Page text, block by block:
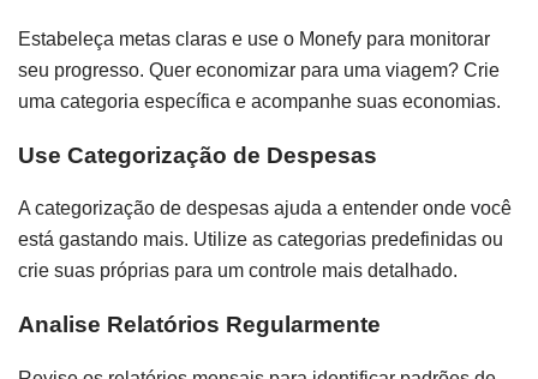
Estabeleça metas claras e use o Monefy para monitorar
seu progresso. Quer economizar para uma viagem? Crie
uma categoria específica e acompanhe suas economias.
Use Categorização de Despesas
A categorização de despesas ajuda a entender onde você
está gastando mais. Utilize as categorias predefinidas ou
crie suas próprias para um controle mais detalhado.
Analise Relatórios Regularmente